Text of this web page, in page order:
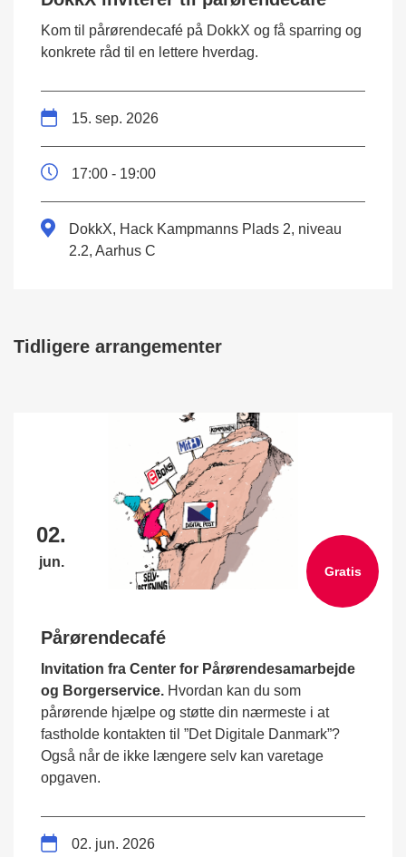
Kom til pårørendecafé på DokkX og få sparring og
konkrete råd til en lettere hverdag.
15. sep. 2026
17:00 - 19:00
DokkX, Hack Kampmanns Plads 2, niveau
2.2, Aarhus C
Tidligere arrangementer
02.
jun.
Gratis
Pårørendecafé
Invitation fra Center for Pårørendesamarbejde
og Borgerservice. Hvordan kan du som
pårørende hjælpe og støtte din nærmeste i at
fastholde kontakten til ”Det Digitale Danmark”?
Også når de ikke længere selv kan varetage
opgaven.
02. jun. 2026